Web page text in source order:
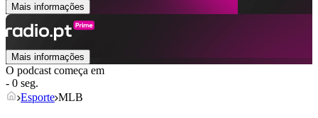
Mais informações
Mais informações
O podcast começa em
- 0 seg.
Esporte MLB